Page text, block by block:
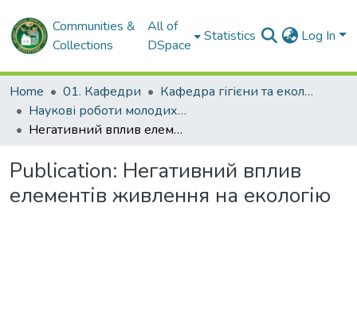
Communities &
Collections
All of
DSpace
Statistics Log In
Home 01. Кафедри
Кафедра гігієни та екології № 1
Наукові роботи молодих дослідників. Кафедра гігієни та екології № 1
Негативний вплив елементів живлення на екологію
Publication: Негативний вплив
елементів живлення на екологію